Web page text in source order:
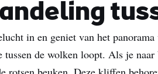
in en geniet van het
tussen de wolken loopt. Als je